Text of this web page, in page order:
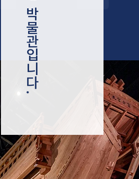
박
물
관
입
니
다
.